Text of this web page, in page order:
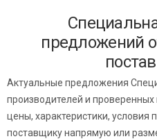
предложений
Актуальные предложения
производителей и
цены, характеристики, условия
поставщику напрямую или